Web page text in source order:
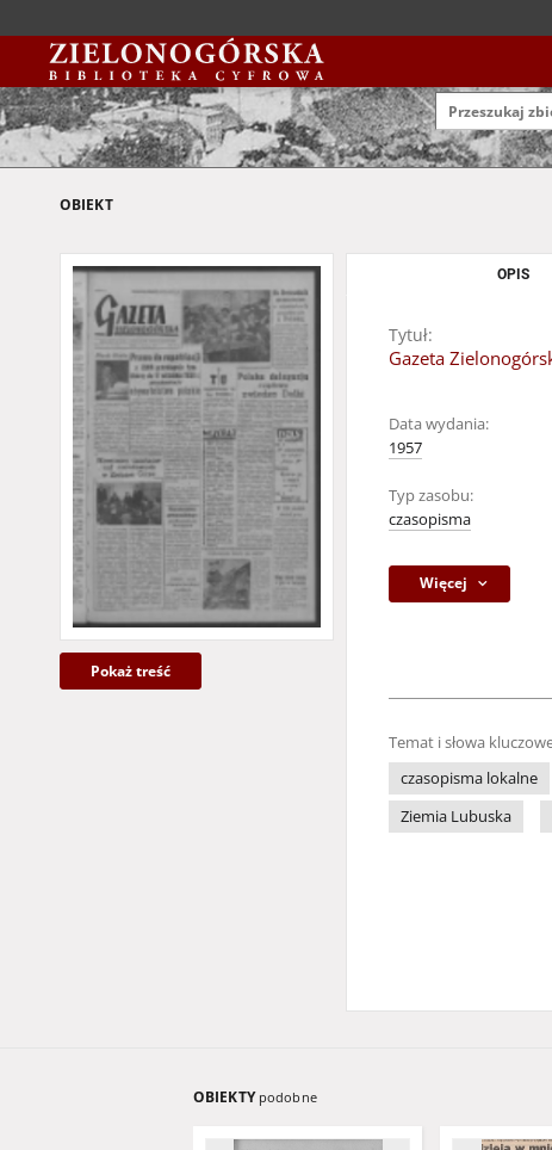
OBIEKT
Pokaż treść
OPIS
Tytuł:
Gazeta
Data wydania:
1957
Typ zasobu:
czasopisma
Więcej
Temat i słowa
czasopisma lokalne
Ziemia Lubuska
OBIEKTY podobne